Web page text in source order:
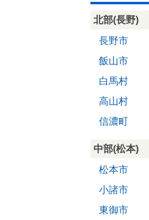
北部(長野)
長野市
飯山市
白馬村
高山村
信濃町
中部(松本)
松本市
小諸市
東御市